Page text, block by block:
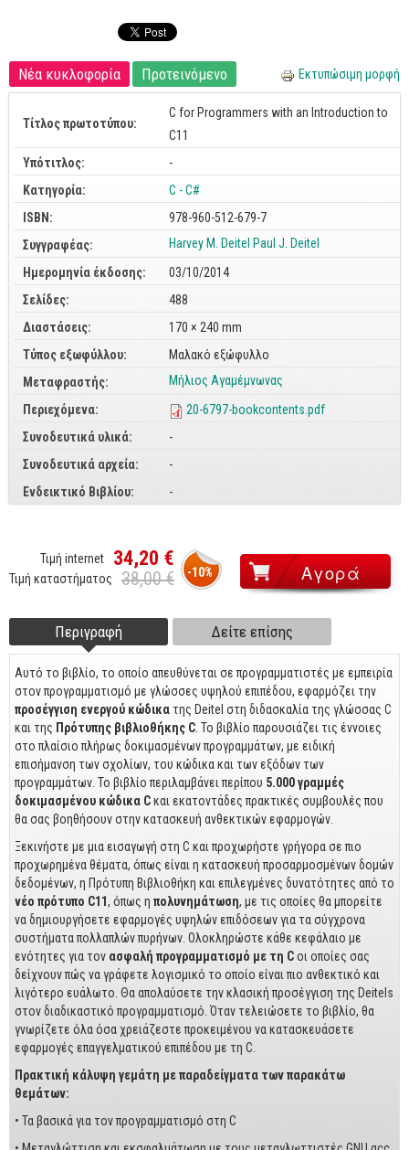
Ασφάλεια
Photoshop
After Effects
Acrobat
Σχεδιαστικά
CorelDraw
3ds max
Maya
AutoCAD
Πολυμέσα
Web Design
Γενικά
Γενικά Θέματα
Business
Προσωπική Βελτίωση
Οικονομικά
Τεχνικά
Πολιτικών Μηχανικών
Αρχιτεκτόνων
Μηχανολόγων
Ιστορικά
Γεωπονικά
Προσφορές
Εκτυπώσιμη μορφή
Νέα κυκλοφορία Προτεινόμενο
Τίτλος πρωτοτύπου:
C for Programmers with an Introduction to
C11
Υπότιτλος:
-
Κατηγορία:
C - C#
ISBN:
978-960-512-679-7
Συγγραφέας:
Harvey M. Deitel Paul J. Deitel
Ημερομηνία έκδοσης:
03/10/2014
Σελίδες:
488
Διαστάσεις:
170 × 240 mm
Τύπος εξωφύλλου:
Μαλακό εξώφυλλο
Μεταφραστής:
Μήλιος Αγαμέμνωνας
Περιεχόμενα:
20-6797-bookcontents.pdf
Συνοδευτικά υλικά:
-
Συνοδευτικά αρχεία:
-
Ενδεικτικό Βιβλίου:
-
-10%
Τιμή internet 34,20 €
Τιμή καταστήματος 38,00 €
Footer tabs
Περιγραφή
καρτέλα)
Δείτε επίσης
Αυτό το βιβλίο, το οποίο απευθύνεται σε προγραμματιστές με εμπειρία
στον προγραμματισμό με γλώσσες υψηλού επιπέδου, εφαρμόζει την
προσέγγιση ενεργού κώδικατης Deitel στη διδασκαλία της γλώσσας C
και της Πρότυπης βιβλιοθήκης C. Το βιβλίο παρουσιάζει τις έννοιες
στο πλαίσιο πλήρως δοκιμασμένων προγραμμάτων, με ειδική
επισήμανση των σχολίων, του κώδικα και των εξόδων των
προγραμμάτων. Το βιβλίο περιλαμβάνει περίπου 5.000 γραμμές
δοκιμασμένου κώδικα Cκαι εκατοντάδες πρακτικές συμβουλές που
θα σας βοηθήσουν στην κατασκευή ανθεκτικών εφαρμογών.
Ξεκινήστε με μια εισαγωγή στη C και προχωρήστε γρήγορα σε πιο
προχωρημένα θέματα, όπως είναι η κατασκευή προσαρμοσμένων δομών
δεδομένων, η Πρότυπη Βιβλιοθήκη και επιλεγμένες δυνατότητες από το
νέο πρότυπο C11, όπως η πολυνημάτωση, με τις οποίες θα μπορείτε
να δημιουργήσετε εφαρμογές υψηλών επιδόσεων για τα σύγχρονα
συστήματα πολλαπλών πυρήνων. Ολοκληρώστε κάθε κεφάλαιο με
ενότητες για τον ασφαλή προγραμματισμό με τη Cοι οποίες σας
δείχνουν πώς να γράφετε λογισμικό το οποίο είναι πιο ανθεκτικό και
λιγότερο ευάλωτο. Θα απολαύσετε την κλασική προσέγγιση της Deitels
στον διαδικαστικό προγραμματισμό. Όταν τελειώσετε το βιβλίο, θα
γνωρίζετε όλα όσα χρειάζεστε προκειμένου να κατασκευάσετε
εφαρμογές επαγγελματικού επιπέδου με τη C.
Πρακτική κάλυψη γεμάτη με παραδείγματα των παρακάτω
θεμάτων:
• Τα βασικά για τον προγραμματισμό στη C